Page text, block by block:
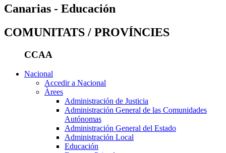
Canarias - Educación
COMUNITATS / PROVÍNCIES
CCAA
Nacional
Accedir a Nacional
Àrees
Administración de Justicia
Administración General de las Comunidades
Autónomas
Administración General del Estado
Administración Local
Educación